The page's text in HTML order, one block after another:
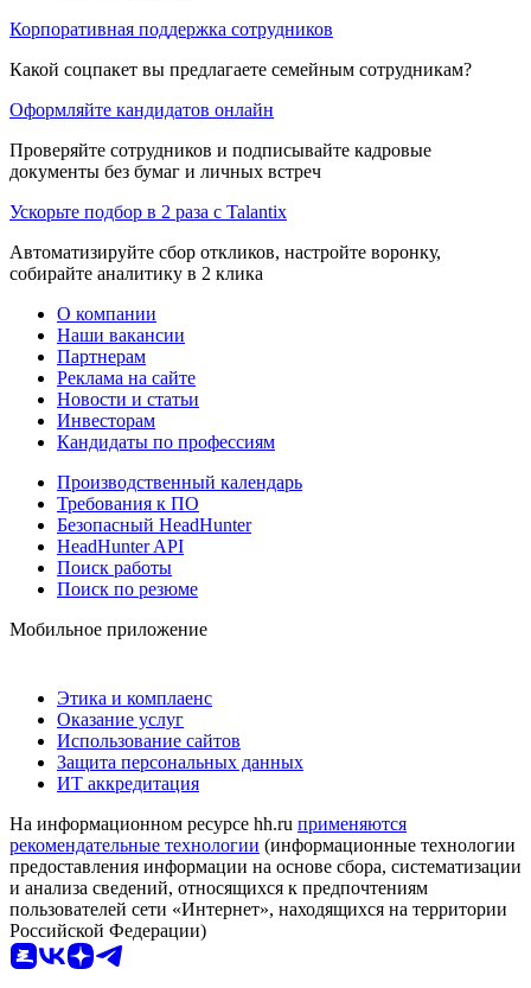
Корпоративная поддержка сотрудников
Какой соцпакет вы предлагаете семейным сотрудникам?
Оформляйте кандидатов онлайн
Проверяйте сотрудников и подписывайте кадровые
документы без бумаг и личных встреч
Ускорьте подбор в 2 раза с Talantix
Автоматизируйте сбор откликов, настройте воронку,
собирайте аналитику в 2 клика
О компании
Наши вакансии
Партнерам
Реклама на сайте
Новости и статьи
Инвесторам
Кандидаты по профессиям
Производственный календарь
Требования к ПО
Безопасный HeadHunter
HeadHunter API
Поиск работы
Поиск по резюме
Мобильное приложение
Этика и комплаенс
Оказание услуг
Использование сайтов
Защита персональных данных
ИТ аккредитация
На информационном ресурсе hh.ru применяются
рекомендательные технологии (информационные технологии
предоставления информации на основе сбора, систематизации
и анализа сведений, относящихся к предпочтениям
пользователей сети «Интернет», находящихся на территории
Российской Федерации)